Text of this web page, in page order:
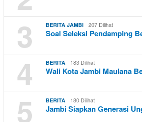
3 BERITA JAMBI 207 Dilihat
Soal Seleksi Pendamping
4 BERITA 183 Dilihat
Wali Kota Jambi Maulana
5 BERITA 180 Dilihat
Jambi Siapkan Generasi